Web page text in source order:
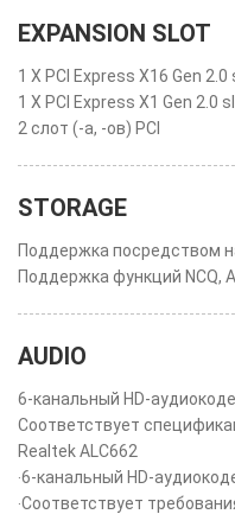
EXPANSION SLOT
1 X PCI Express X16 Gen
1 X PCI Express X1 Gen 2.0
2 слот (-а, -ов) PCI
STORAGE
Поддержка посредством
Поддержка функций NCQ,
AUDIO
6-канальный HD-
Соответствует
Realtek ALC662
‧6-канальный HD-
‧Соответствует